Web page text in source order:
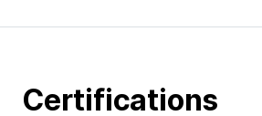
Certifications